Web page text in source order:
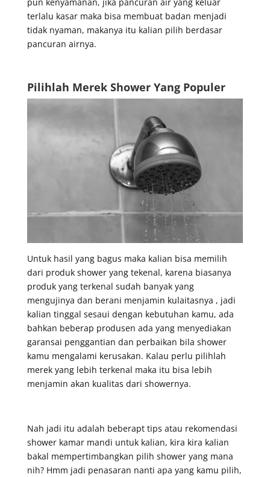
terlalu kasar maka bisa membuat badan menjadi
tidak nyaman, makanya itu kalian pilih berdasar
pancuran airnya.
Pilihlah Merek Shower Yang Populer
Untuk hasil yang bagus maka kalian bisa memilih
dari produk shower yang tekenal, karena biasanya
produk yang terkenal sudah banyak yang
mengujinya dan berani menjamin kulaitasnya , jadi
kalian tinggal sesaui dengan kebutuhan kamu, ada
bahkan beberap produsen ada yang menyediakan
garansai penggantian dan perbaikan bila shower
kamu mengalami kerusakan. Kalau perlu pilihlah
merek yang lebih terkenal maka itu bisa lebih
menjamin akan kualitas dari showernya.
Nah jadi itu adalah beberapt tips atau rekomendasi
shower kamar mandi untuk kalian, kira kira kalian
bakal mempertimbangkan pilih shower yang mana
nih? Hmm jadi penasaran nanti apa yang kamu pilih,